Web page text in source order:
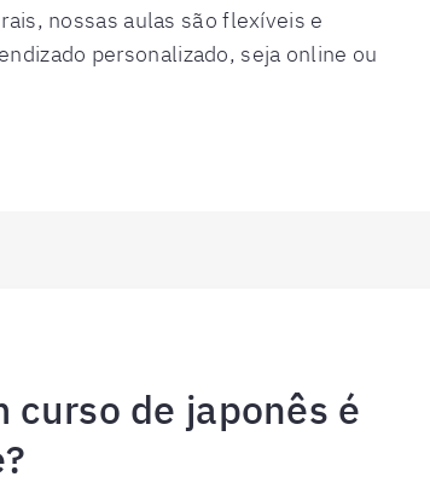
nossas aulas são flexíveis e
personalizado, seja online ou
curso de japonês é